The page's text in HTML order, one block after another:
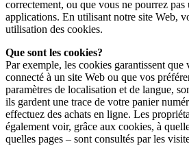
correctement, ou que vous ne pourrez pas
applications. En utilisant notre site Web,
utilisation des cookies.
Que sont les cookies?
Par exemple, les cookies garantissent que
connecté à un site Web ou que vos
paramètres de localisation et de langue,
ils gardent une trace de votre panier
effectuez des achats en ligne. Les
également voir, grâce aux cookies, à
quelles pages – sont consultés par les